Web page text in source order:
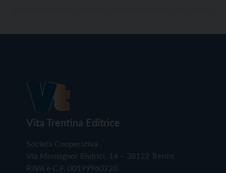
Vita Trentina Editrice
Società Cooperativa
Via Monsignor Endrici, 14 – 38122 Trento
P.IVA e C.F. 00199960220